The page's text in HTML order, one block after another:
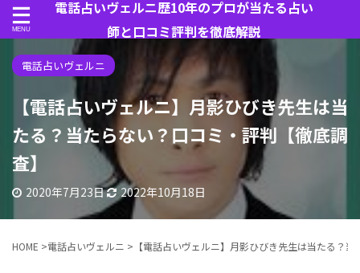
電話占いヴェルニ歴10年のプロが当たる占い
師と口コミ評判を徹底解説
電話占いヴェルニ
【電話占いヴェルニ】月影ひびき先生は当
たる？当たらない？口コミ・評判【徹底調
査】
2020年7月23日 2022年10月18日
HOME >電話占いヴェルニ > 【電話占いヴェルニ】月影ひびき先生は当たる？